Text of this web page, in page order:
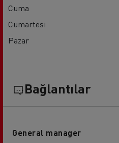
Cuma
Cumartesi
Pazar
Bağlantılar
General manager